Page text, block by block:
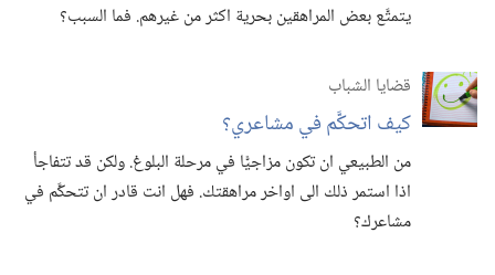
يتمتَّع بعض المراهقين بحرية اكثر من غيرهم.‏ فما السبب؟‏
قضايا الشباب
كيف اتحكَّم في مشاعري؟‏
من الطبيعي ان تكون مزاجيًّا في مرحلة البلوغ.‏ ولكن قد تتفاجأ
اذا استمر ذلك الى اواخر مراهقتك.‏ فهل انت قادر ان تتحكَّم في
مشاعرك؟‏